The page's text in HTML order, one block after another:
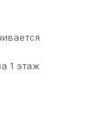
1 этаж